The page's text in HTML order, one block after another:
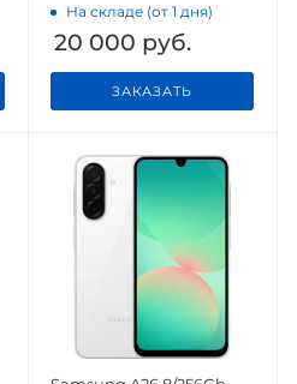
На складе (от 1 дня)
20 000 руб.
ЗАКАЗАТЬ